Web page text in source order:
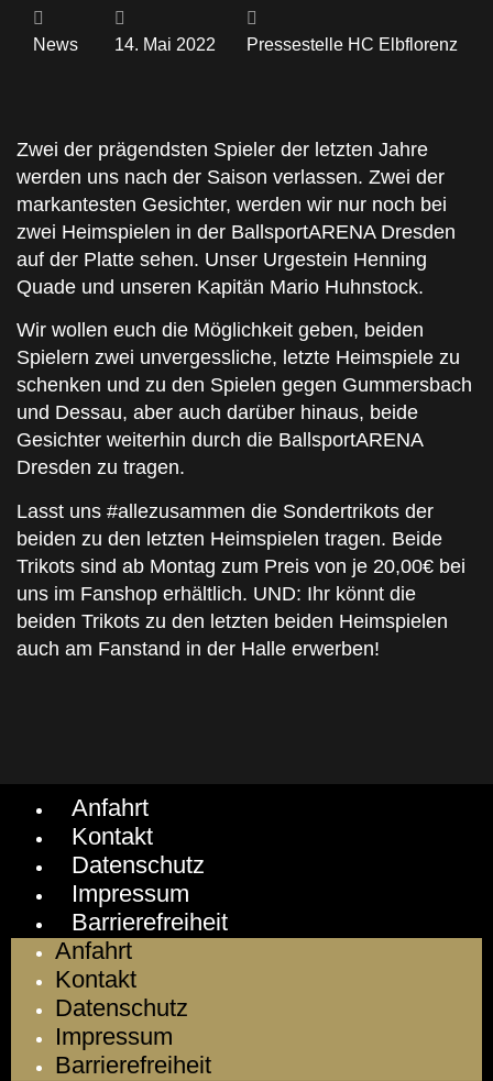
News 14. Mai 2022 Pressestelle HC Elbflorenz
Zwei der prägendsten Spieler der letzten Jahre
werden uns nach der Saison verlassen. Zwei der
markantesten Gesichter, werden wir nur noch bei
zwei Heimspielen in der BallsportARENA Dresden
auf der Platte sehen. Unser Urgestein Henning
Quade und unseren Kapitän Mario Huhnstock.
Wir wollen euch die Möglichkeit geben, beiden
Spielern zwei unvergessliche, letzte Heimspiele zu
schenken und zu den Spielen gegen Gummersbach
und Dessau, aber auch darüber hinaus, beide
Gesichter weiterhin durch die BallsportARENA
Dresden zu tragen.
Lasst uns #allezusammen die Sondertrikots der
beiden zu den letzten Heimspielen tragen. Beide
Trikots sind ab Montag zum Preis von je 20,00€ bei
uns im Fanshop erhältlich. UND: Ihr könnt die
beiden Trikots zu den letzten beiden Heimspielen
auch am Fanstand in der Halle erwerben!
Anfahrt
Kontakt
Datenschutz
Impressum
Barrierefreiheit
Anfahrt
Kontakt
Datenschutz
Impressum
Barrierefreiheit